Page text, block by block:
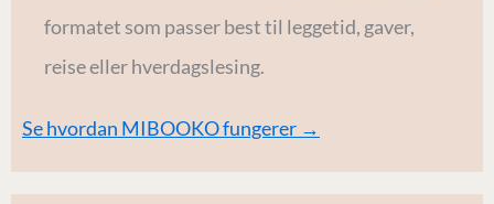
formatet som passer best til leggetid, gaver,
reise eller hverdagslesing.
Se hvordan MIBOOKO fungerer →